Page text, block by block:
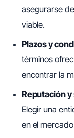
asegurarse
viable.
Plazos y
términos
encontrar la
Reputación y
Elegir una
en el mercado.